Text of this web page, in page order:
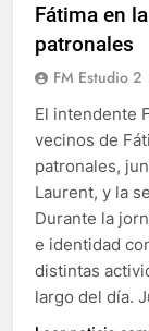
Fátima en
patronales
FM Estudio 2
El intendente
vecinos de
patronales,
Laurent, y la
Durante la
e identidad
distintas
largo del día.